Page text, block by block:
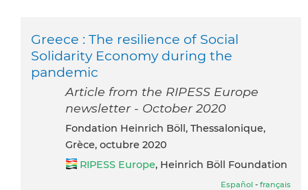
Greece : The resilience of Social
Solidarity Economy during the
pandemic
Article from the RIPESS Europe
newsletter - October 2020
Fondation Heinrich Böll, Thessalonique,
Grèce, octubre 2020
RIPESS Europe, Heinrich Böll Foundation
Español - français